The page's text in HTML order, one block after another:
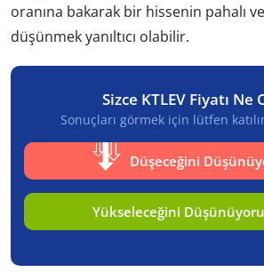
oranına bakarak bir hissenin pahalı
düşünmek yanıltıcı olabilir.
Sizce KTLEV Fiyatı Ne
Sonuçları görmek için lütfen
Düşeceğini
Yükseleceğini